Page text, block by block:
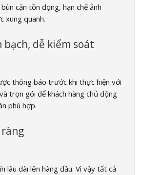
cặn tồn đọng, hạn chế ảnh
xung quanh.
bạch, dễ kiểm soát
thông báo trước khi thực hiện với
trọn gói để khách hàng chủ động
phù hợp.
lâu dài lên hàng đầu. Vì vậy tất cả